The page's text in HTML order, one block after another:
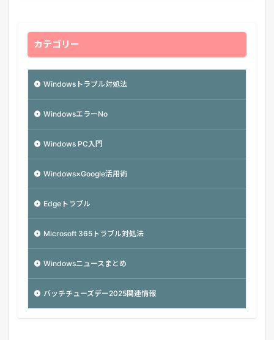
カテゴリー
Windowsトラブル対処法
WindowsエラーNo
Windows PC入門
Windows×Google活用術
Edgeトラブル
Microsoft 365トラブル対処法
Windowsニュースまとめ
バッチチューズデー2025関連情報